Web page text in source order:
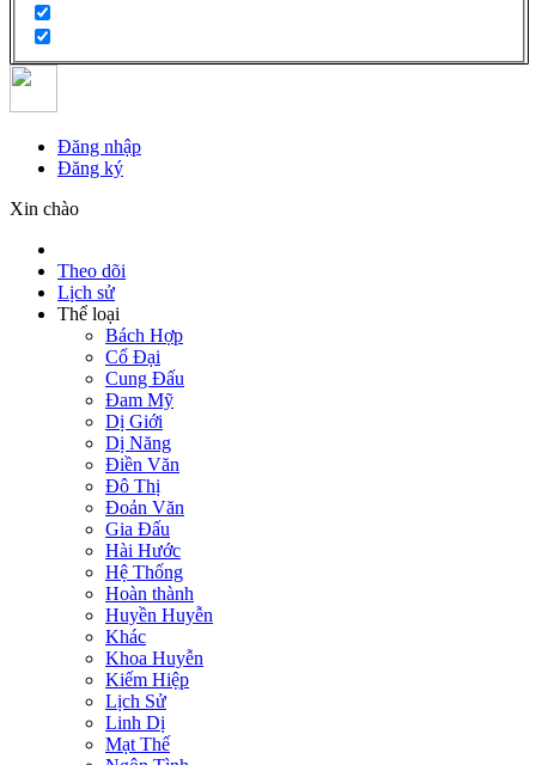
Đăng nhập
Đăng ký
Xin chào
Theo dõi
Lịch sử
Thể loại
Bách Hợp
Cổ Đại
Cung Đấu
Đam Mỹ
Dị Giới
Dị Năng
Điền Văn
Đô Thị
Đoản Văn
Gia Đấu
Hài Hước
Hệ Thống
Hoàn thành
Huyền Huyễn
Khác
Khoa Huyễn
Kiếm Hiệp
Lịch Sử
Linh Dị
Mạt Thế